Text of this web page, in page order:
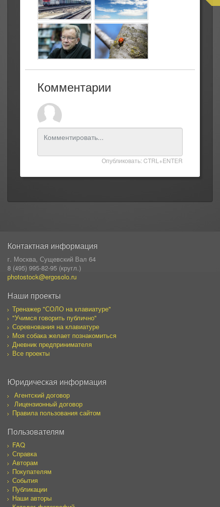
Комментарии
Опубликовать: CTRL+ENTER
Контактная информация
г. Москва, Сущевский Вал 64
8 (495) 995-82-95 (кругл.)
photostock@ergosolo.ru
Наши проекты
Тренажер "СОЛО на клавиатуре"
"Учимся говорить публично"
Соревнования на клавиатуре
Моя собака желает познакомиться
Дневник предпринимателя
Все проекты
Юридическая информация
Агентский договор
Лицензионный договор
Правила пользования сайтом
Пользователям
FAQ
Справка
Авторам
Покупателям
События
Публикации
Наши авторы